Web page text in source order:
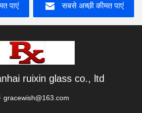
पाएं
सबसे अच्छी कीमत पाएं
ruixin glass co., ltd
gracewish@163.com